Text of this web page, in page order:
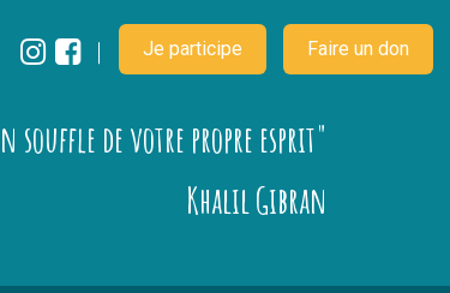
souffle de votre propre esprit"
Khalil Gibran
Je participe Faire un don